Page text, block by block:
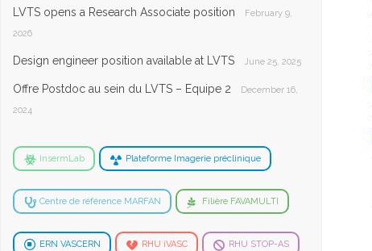
LVTS opens a Research Associate position
February 9,
2026
Design engineer position available at LVTS June 25, 2025
Offre Postdoc au sein du LVTS – Equipe 2
December 16,
2024
InsermLab Plateforme Imagerie préclinique
Centre de référence MARFAN Filière FAVAMULTI
ERN VASCERN RHU iVASC RHU STOP-AS